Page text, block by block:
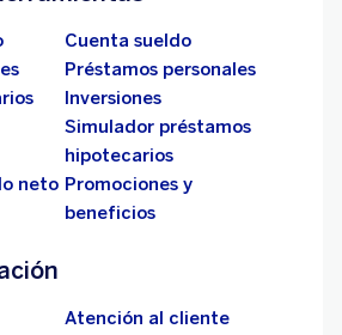
Cuenta sueldo
Préstamos personales
Inversiones
Simulador préstamos
hipotecarios
neto Promociones y
beneficios
Atención al cliente